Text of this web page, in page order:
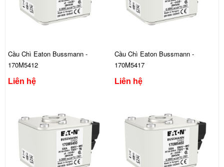
Cầu Chì Eaton Bussmann -
170M5412
Liên hệ
Cầu Chì Eaton Bussmann -
170M5417
Liên hệ